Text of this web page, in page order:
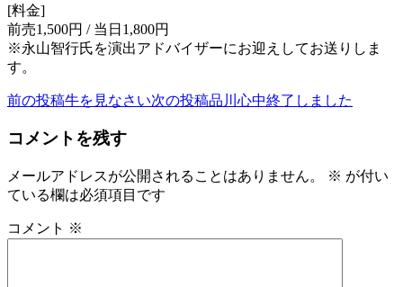
[料金]
前売1,500円 / 当日1,800円
※永山智行氏を演出アドバイザーにお迎えしてお送りしま
す。
投
稿
ビ
ゲ
前の投稿牛を見なさい次の投稿品川心中終了しました
コメントを残す
メールアドレスが公開されることはありません。 ※ が付い
ている欄は必須項目です
コメント ※